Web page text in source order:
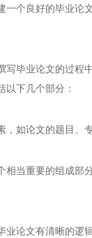
个良好的毕业
毕业论文的过程
下几个部分：
如论文的题目、
当重要的组成
论文有清晰的